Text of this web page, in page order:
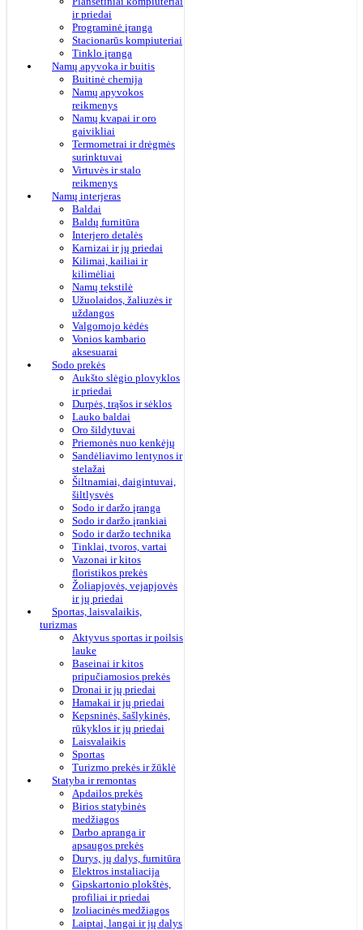
ir priedai
Programinė įranga
Stacionarūs kompiuteriai
Tinklo įranga
Namų apyvoka ir buitis
Buitinė chemija
Namų apyvokos
reikmenys
Namų kvapai ir oro
gaivikliai
Termometrai ir drėgmės
surinktuvai
Virtuvės ir stalo
reikmenys
Namų interjeras
Baldai
Baldų furnitūra
Interjero detalės
Karnizai ir jų priedai
Kilimai, kailiai ir
kilimėliai
Namų tekstilė
Užuolaidos, žaliuzės ir
uždangos
Valgomojo kėdės
Vonios kambario
aksesuarai
Sodo prekės
Aukšto slėgio plovyklos
ir priedai
Durpės, trąšos ir sėklos
Lauko baldai
Oro šildytuvai
Priemonės nuo kenkėjų
Sandėliavimo lentynos ir
stelažai
Šiltnamiai, daigintuvai,
šiltlysvės
Sodo ir daržo įranga
Sodo ir daržo įrankiai
Sodo ir daržo technika
Tinklai, tvoros, vartai
Vazonai ir kitos
floristikos prekės
Žoliapjovės, vejapjovės
ir jų priedai
Sportas, laisvalaikis,
turizmas
Aktyvus sportas ir poilsis
lauke
Baseinai ir kitos
pripučiamosios prekės
Dronai ir jų priedai
Hamakai ir jų priedai
Kepsninės, šašlykinės,
rūkyklos ir jų priedai
Laisvalaikis
Sportas
Turizmo prekės ir žūklė
Statyba ir remontas
Apdailos prekės
Birios statybinės
medžiagos
Darbo apranga ir
apsaugos prekės
Durys, jų dalys, furnitūra
Elektros instaliacija
Gipskartonio plokštės,
profiliai ir priedai
Izoliacinės medžiagos
Laiptai, langai ir jų dalys